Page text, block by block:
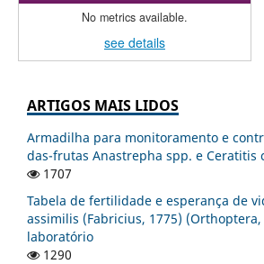
No metrics available.
see details
ARTIGOS MAIS LIDOS
Armadilha para monitoramento e
das-frutas Anastrepha spp. e Ceratitis
1707
Tabela de fertilidade e esperança de
assimilis (Fabricius, 1775)
laboratório
1290